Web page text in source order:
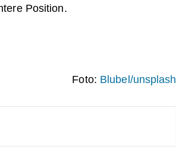
Position.
Foto: Blubel/unsplash